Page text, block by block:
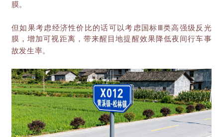
膜。
但如果考虑经济性价比的话可以考虑国标
Ⅲ类高强级反光
膜，增加可视距离，带来醒目地提醒效果降低夜间行车事
故发生率。